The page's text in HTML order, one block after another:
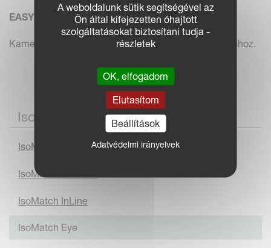
EASY
Kamerába épített LED fénysor a valódi éjszakai látáshoz.
IsoMatch Termékek
IsoMatch Grip
IsoMatch Global 3
IsoMatch InLine
IsoMatch Eye
A weboldalunk sütik segítségével az
Ön által kifejezetten óhajtott
szolgáltatásokat biztosítani tudja -
részletek
OK, elfogadom
Elutasítom
Beállítások
Adatvédelmi irányelvek